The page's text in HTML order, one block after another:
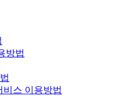
방법
비스 이용방법